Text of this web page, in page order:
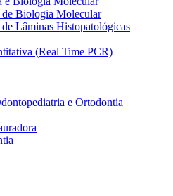
Biologia Molecular
Lâminas Histopatológicas
(Real Time PCR)
e Ortodontia